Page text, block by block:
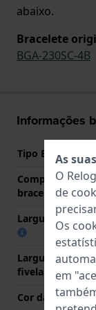
abaixo.
Bracelete
BGA-230SC-4B
Informações
Tipo Bracelete
Comprimento
bracelete)
Largura das
Largura da
fivela
Cor da bracelete
As
O
de
Os
em